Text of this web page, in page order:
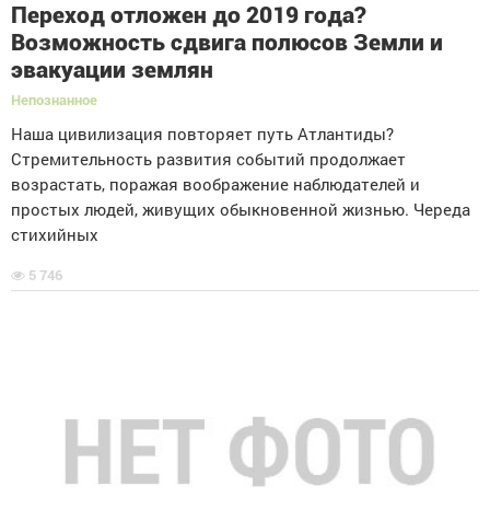
Переход отложен до 2019 года?
Возможность сдвига полюсов Земли и
эвакуации землян
Непознанное
Наша цивилизация повторяет путь Атлантиды?
Стремительность развития событий продолжает
возрастать, поражая воображение наблюдателей и
простых людей, живущих обыкновенной жизнью. Череда
стихийных
5 746